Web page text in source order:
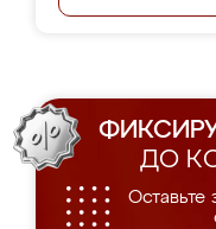
ДО
Оставьте